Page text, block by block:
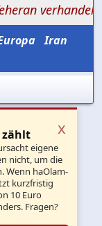
über
Iran
zählt
eigene
nicht, um die
Wenn haOlam-
kurzfristig
10 Euro
Fragen?
x